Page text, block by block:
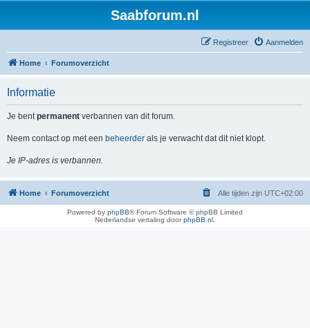
Saabforum.nl
Aanmelden
Registreer
Home Forumoverzicht
Informatie
Je bentpermanent verbannen van dit forum.
Neem contact op met een beheerder als je verwacht dat dit niet klopt.
Je IP-adres is verbannen.
Home Forumoverzicht Alle tijden zijn UTC+02:00
Powered by phpBB® Forum Software © phpBB Limited
Nederlandse vertaling doorphpBB.nl